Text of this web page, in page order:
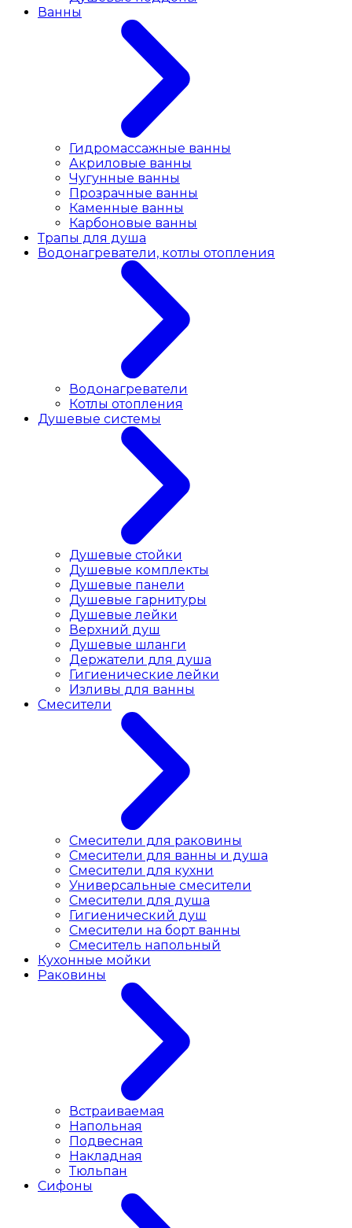
Ванны
Гидромассажные ванны
Акриловые ванны
Чугунные ванны
Прозрачные ванны
Каменные ванны
Карбоновые ванны
Трапы для душа
Водонагреватели, котлы отопления
Водонагреватели
Котлы отопления
Душевые системы
Душевые стойки
Душевые комплекты
Душевые панели
Душевые гарнитуры
Душевые лейки
Верхний душ
Душевые шланги
Держатели для душа
Гигиенические лейки
Изливы для ванны
Смесители
Смесители для раковины
Cмесители для ванны и душа
Смесители для кухни
Универсальные смесители
Смесители для душа
Гигиенический душ
Смесители на борт ванны
Смеситель напольный
Кухонные мойки
Раковины
Встраиваемая
Напольная
Подвесная
Накладная
Тюльпан
Сифоны